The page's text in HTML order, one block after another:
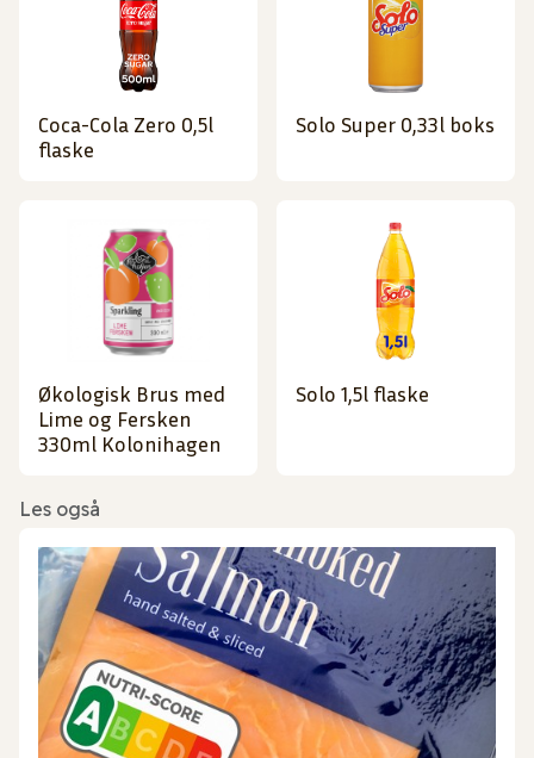
Coca-Cola Zero 0,5l
flaske
Solo Super 0,33l boks
Økologisk Brus med
Lime og Fersken
330ml Kolonihagen
Solo 1,5l flaske
Les også